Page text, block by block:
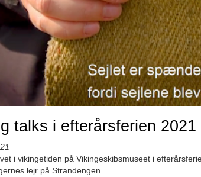
talks i efterårsferien
i vikingetiden på Vikingeskibsmuseet i
lejr på Strandengen.